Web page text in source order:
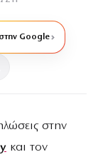
Google
στην
και τον